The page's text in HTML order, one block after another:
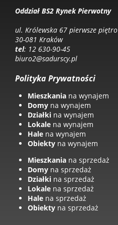
Oddział BS2 Rynek Pierwotny
ul. Królewska 67 pierwsze piętro
30-081 Kraków
tel: 12 630-90-45
biuro2@sadurscy.pl
Polityka Prywatności
Mieszkania na wynajem
Domy na wynajem
Działki na wynajem
Lokale na wynajem
Hale na wynajem
Obiekty na wynajem
Mieszkania na sprzedaż
Domy na sprzedaż
Działki na sprzedaż
Lokale na sprzedaż
Hale na sprzedaż
Obiekty na sprzedaż